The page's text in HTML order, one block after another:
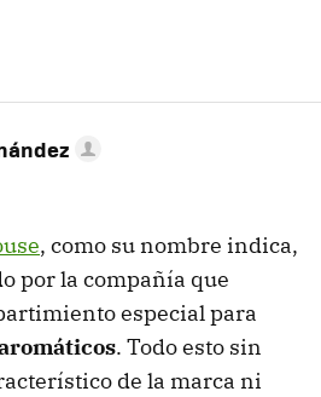
, como su nombre indica,
por la compañía que
especial para
. Todo esto sin
de la marca ni